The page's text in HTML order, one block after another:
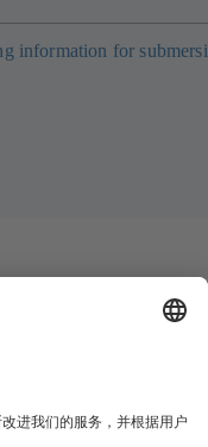
information for